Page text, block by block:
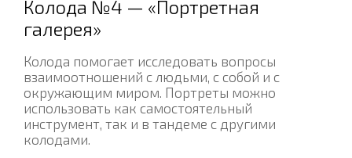
Колода №4 — «Портретная
галерея»
Колода помогает исследовать вопросы
взаимоотношений с людьми, с собой и с
окружающим миром. Портреты можно
использовать как самостоятельный
инструмент, так и в тандеме с другими
колодами.